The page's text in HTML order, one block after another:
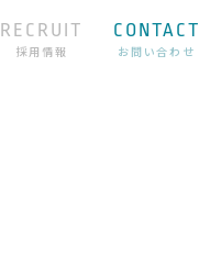
RECRUIT
採用情報
CONTACT
お問い合わせ